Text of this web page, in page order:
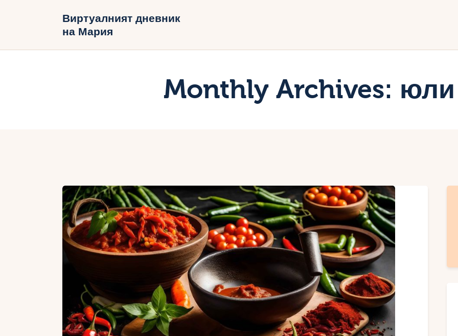
Виртуалният дневник
на Мария
Monthly Archives:
Виртуалният дневник на